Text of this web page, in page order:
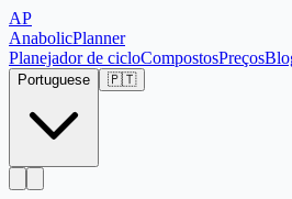
AP
AnabolicPlanner
Planejador de cicloCompostosPreços
Portuguese 🇵🇹